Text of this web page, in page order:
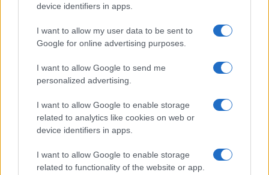
device identifiers in apps.
I want to allow my user data to be sent to
Google for online advertising purposes.
I want to allow Google to send me
personalized advertising.
I want to allow Google to enable storage
related to analytics like cookies on web or
device identifiers in apps.
I want to allow Google to enable storage
related to functionality of the website or app.